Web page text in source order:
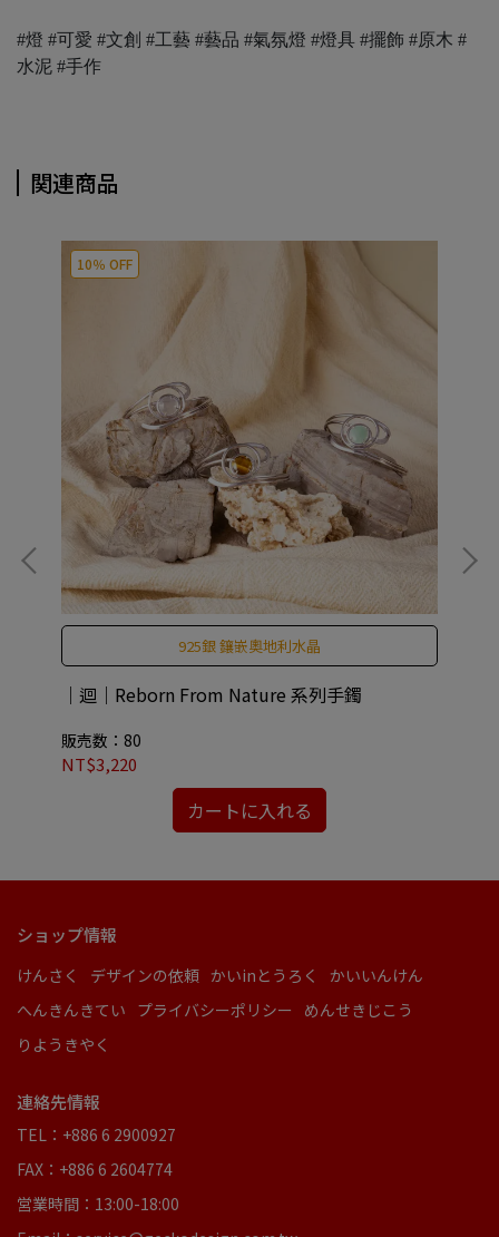
#燈 #可愛 #文創 #工藝 #藝品 #氣氛燈 #燈具 #擺飾 #原木 #
水泥 #手作
関連商品
10％ OFF
925銀 鑲嵌奧地利水晶
｜迴｜Reborn From Nature 系列手鐲
販売数：80
NT$3,220
カートに入れる
ショップ情報
けんさく デザインの依頼 かいinとうろく
かいいんけん
へんきんきてい プライバシーポリシー
めんせきじこう
りようきやく
連絡先情報
TEL：+886 6 2900927
FAX：+886 6 2604774
営業時間：13:00-18:00